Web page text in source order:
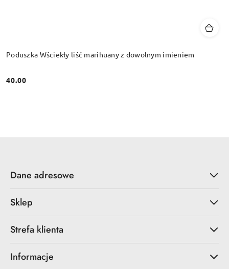
Poduszka Wściekły liść marihuany z dowolnym imieniem
Cena:
40.00
Dane adresowe
Sklep
Strefa klienta
Informacje